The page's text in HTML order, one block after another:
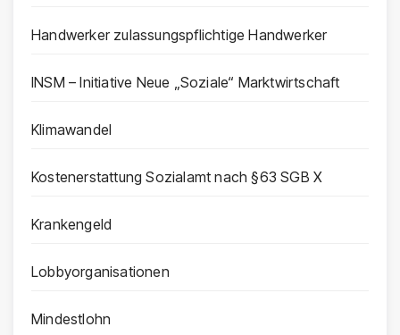
Handwerker zulassungspflichtige Handwerker
INSM – Initiative Neue „Soziale“ Marktwirtschaft
Klimawandel
Kostenerstattung Sozialamt nach §63 SGB X
Krankengeld
Lobbyorganisationen
Mindestlohn